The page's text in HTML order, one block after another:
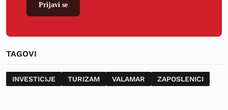
Prijavi se
TAGOVI
INVESTICIJE TURIZAM VALAMAR ZAPOSLENICI